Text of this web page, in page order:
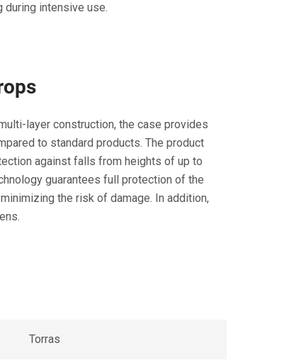
intensive use.
layer construction, the case provides
to standard products. The product
against falls from heights of up to
guarantees full protection of the
the risk of damage. In addition,
Torras